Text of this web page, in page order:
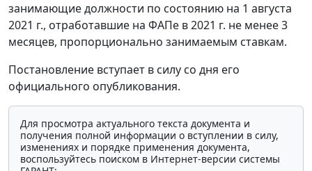
занимающие должности по состоянию на 1 августа
2021 г., отработавшие на ФАПе в 2021 г. не менее 3
месяцев, пропорционально занимаемым ставкам.
Постановление вступает в силу со дня его
официального опубликования.
Для просмотра актуального текста документа и
получения полной информации о вступлении в силу,
изменениях и порядке применения документа,
воспользуйтесь поиском в Интернет-версии системы